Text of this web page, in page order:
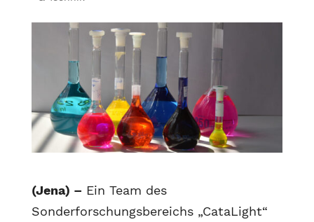
(Jena) – Ein Team des
Sonderforschungsbereichs „CataLight“